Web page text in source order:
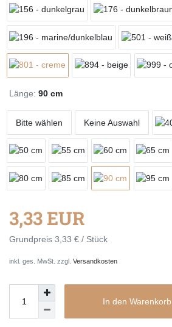
Länge: 90 cm
Bitte wählen Keine Auswahl
3,33 EUR
Grundpreis 3,33 € / Stück
inkl. ges. MwSt. zzgl. Versandkosten
In den Warenkorb